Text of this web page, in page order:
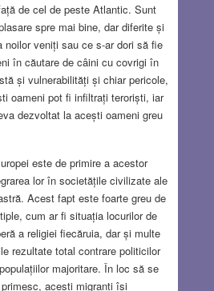
de cel de peste Atlantic. Sunt
spre mai bine, dar diferite și
noilor veniți sau ce s-ar dori să fie
în căutare de câini cu covrigi în
și vulnerabilități și chiar pericole,
oameni pot fi infiltrați teroriști, iar
dezvoltat la acești oameni greu
este de primire a acestor
lor în societățile civilizate ale
Acest fapt este foarte greu de
cum ar fi situația locurilor de
a religiei fiecăruia, dar și multe
rezultate total contrare politicilor
majoritare. În loc să se
acești migranți își